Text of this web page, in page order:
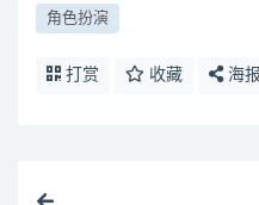
角色扮演
打赏 收藏 海报